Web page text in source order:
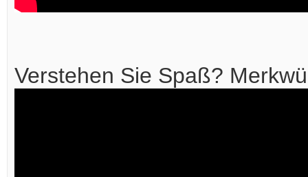
Verstehen Sie Spaß?